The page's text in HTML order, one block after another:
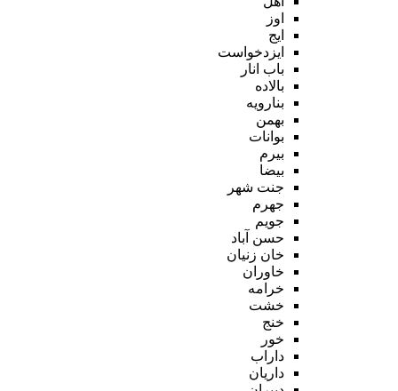
اوز
ایج
ایزدخواست
باب انار
بالاده
بنارویه
بهمن
بوانات
بیرم
بیضا
جنت شهر
جهرم
جویم
حسن آباد
خان زنیان
خاوران
خرامه
خشت
خنج
خور
داراب
داریان